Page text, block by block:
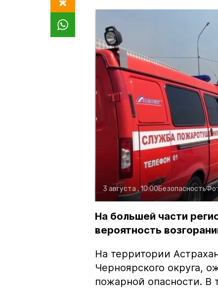
3 августа , 10:00Безопасность
На большей части
вероятность
На территории
Черноярского округа,
пожарной опасности. В